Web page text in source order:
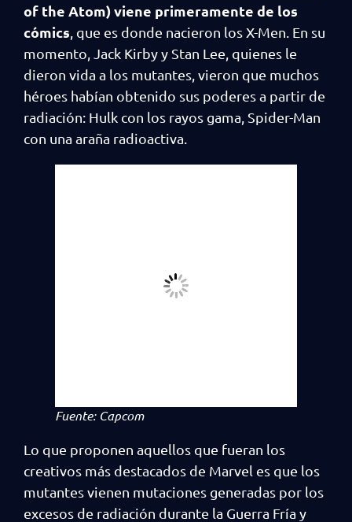
of the Atom) viene primeramente de los
cómics , que es donde nacieron los X-Men. En su
momento, Jack Kirby y Stan Lee, quienes le
dieron vida a los mutantes, vieron que muchos
héroes habían obtenido sus poderes a partir de
radiación: Hulk con los rayos gama, Spider-Man
con una araña radioactiva.
Fuente: Capcom
Lo que proponen aquellos que fueran los
creativos más destacados de Marvel es que los
mutantes vienen mutaciones generadas por los
excesos de radiación durante la Guerra Fría y